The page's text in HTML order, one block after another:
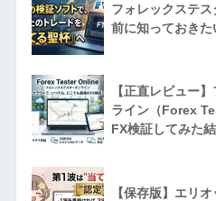
フォレックステ
前に知っておき
【正直レビュー
ライン（Forex
FX検証してみた
【保存版】エリ